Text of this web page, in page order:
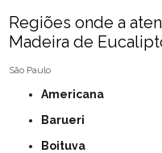
Regiões onde a
Madeira de
São Paulo
Americana
Barueri
Boituva